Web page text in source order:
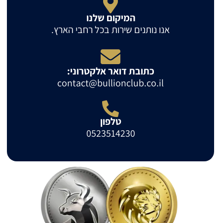
המיקום שלנו
אנו נותנים שירות בכל רחבי הארץ.
כתובת דואר אלקטרוני:
contact@bullionclub.co.il
טלפון
0523514230